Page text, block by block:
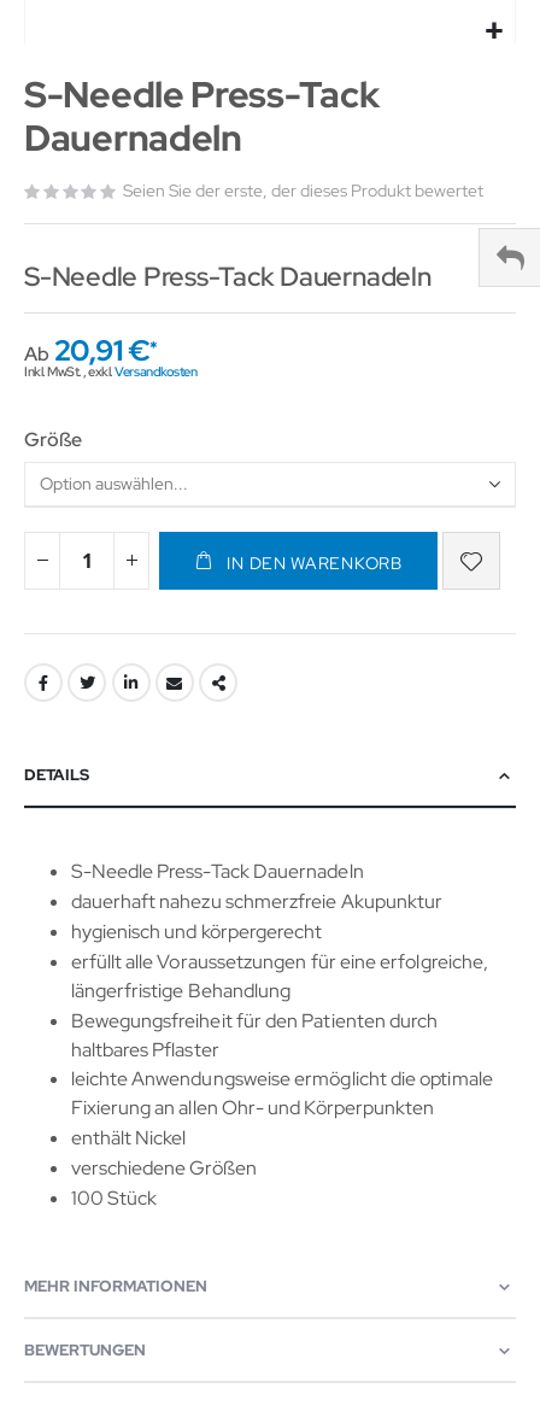
S-Needle Press-Tack
Dauernadeln
Seien Sie der erste, der dieses Produkt bewertet
S-Needle Press-Tack Dauernadeln
Ab 20,91 €
Inkl. MwSt.,exkl.Versandkosten
Größe
IN DEN WARENKORB
DETAILS
S-Needle Press-Tack Dauernadeln
dauerhaft nahezu schmerzfreie Akupunktur
hygienisch und körpergerecht
erfüllt alle Voraussetzungen für eine erfolgreiche,
längerfristige Behandlung
Bewegungsfreiheit für den Patienten durch
haltbares Pflaster
leichte Anwendungsweise ermöglicht die optimale
Fixierung an allen Ohr- und Körperpunkten
enthält Nickel
verschiedene Größen
100 Stück
MEHR INFORMATIONEN
BEWERTUNGEN